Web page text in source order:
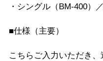
・シングル（BM-400）
■仕様（主要）
こちらご入力いただき、